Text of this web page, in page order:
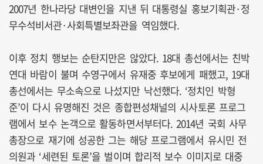
2007년 한나라당 대변인을 지낸 뒤 대통령실 홍보기획관·정
무수석비서관·사회특별보좌관을 역임했다.
이후 정치 행보는 순탄지만은 않았다. 18대 총선에서는 친박
연대 바람이 불며 수영구에서 유재중 후보에게 패했고, 19대
총선에서는 무소속으로 나섰지만 낙선했다. ‘정치인 박형
준’이 다시 유명해진 것은 종합편성채널의 시사토론 프로그
램에서 보수 논객으로 활동하면서부터다. 2014년 국회 사무
총장으로 재기에 성공한 그는 해당 프로그램에서 유시민 전
의원과 ‘세련된 토론’을 벌이며 합리적 보수 이미지로 대중